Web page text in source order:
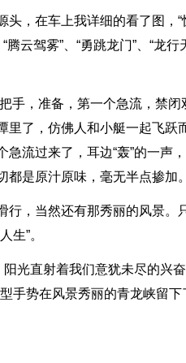
头，在车上我详细的看了图，“
云驾雾”、“勇跳龙门”、“龙行
手，准备，第一个急流，禁闭
里了，仿佛人和小艇一起飞跃
流过来了，耳边“轰”的一声
是原汁原味，毫无半点掺加。
行，当然还有那秀丽的风景。
生”。
光直射着我们意犹未尽的兴
手势在风景秀丽的青龙峡留下